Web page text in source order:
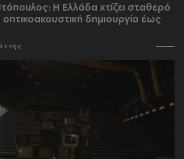
Η Ελλάδα χτίζει σταθερό
οπτικοακουστική δημιουργία έως